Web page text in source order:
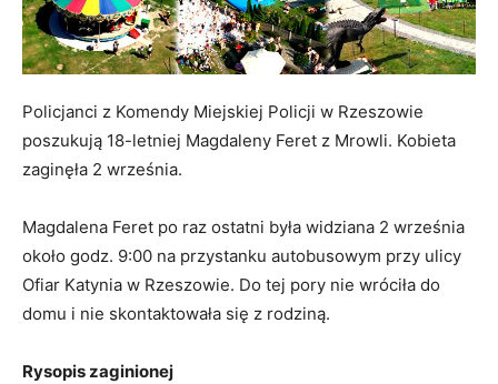
Policjanci z Komendy Miejskiej Policji w Rzeszowie
poszukują 18-letniej Magdaleny Feret z Mrowli. Kobieta
zaginęła 2 września.
Magdalena Feret po raz ostatni była widziana 2 września
około godz. 9:00 na przystanku autobusowym przy ulicy
Ofiar Katynia w Rzeszowie. Do tej pory nie wróciła do
domu i nie skontaktowała się z rodziną.
Rysopis zaginionej